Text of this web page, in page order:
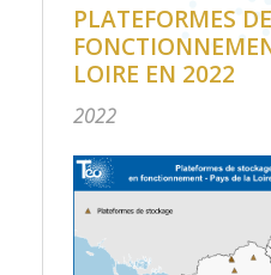
PLATEFORMES
LOIRE EN 2022
2022